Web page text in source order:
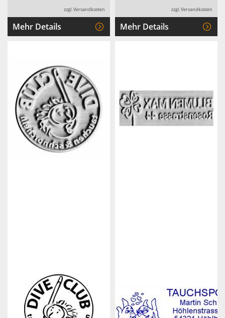
zzgl. Versandkosten
Mehr Details
zzgl. Versandkosten
Mehr Details